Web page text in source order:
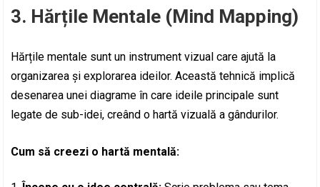
3. Hărțile Mentale (Mind Mapping)
Hărțile mentale sunt un instrument vizual care ajută la
organizarea și explorarea ideilor. Această tehnică implică
desenarea unei diagrame în care ideile principale sunt
legate de sub-idei, creând o hartă vizuală a gândurilor.
Cum să creezi o hartă mentală: